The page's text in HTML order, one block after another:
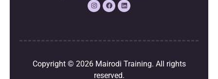
Copyright © 2026 Mairodi Training. All rights
reserved.